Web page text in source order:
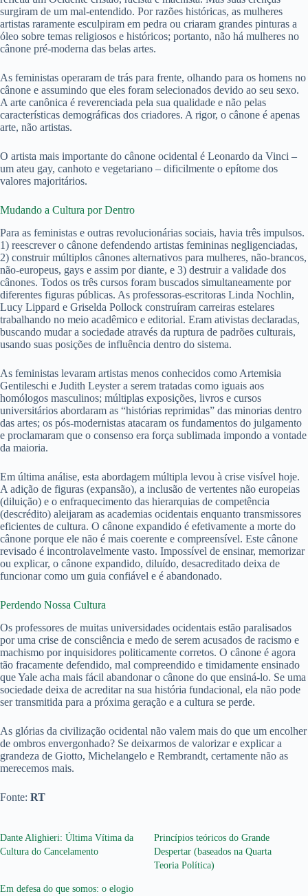
surgiram de um mal-entendido. Por razões históricas, as mulheres
artistas raramente esculpiram em pedra ou criaram grandes pinturas a
óleo sobre temas religiosos e históricos; portanto, não há mulheres no
cânone pré-moderna das belas artes.
As feministas operaram de trás para frente, olhando para os homens no
cânone e assumindo que eles foram selecionados devido ao seu sexo.
A arte canônica é reverenciada pela sua qualidade e não pelas
características demográficas dos criadores. A rigor, o cânone é apenas
arte, não artistas.
O artista mais importante do cânone ocidental é Leonardo da Vinci –
um ateu gay, canhoto e vegetariano – dificilmente o epítome dos
valores majoritários.
Mudando a Cultura por Dentro
Para as feministas e outras revolucionárias sociais, havia três impulsos.
1) reescrever o cânone defendendo artistas femininas negligenciadas,
2) construir múltiplos cânones alternativos para mulheres, não-brancos,
não-europeus, gays e assim por diante, e 3) destruir a validade dos
cânones. Todos os três cursos foram buscados simultaneamente por
diferentes figuras públicas. As professoras-escritoras Linda Nochlin,
Lucy Lippard e Griselda Pollock construíram carreiras estelares
trabalhando no meio acadêmico e editorial. Eram ativistas declaradas,
buscando mudar a sociedade através da ruptura de padrões culturais,
usando suas posições de influência dentro do sistema.
As feministas levaram artistas menos conhecidos como Artemisia
Gentileschi e Judith Leyster a serem tratadas como iguais aos
homólogos masculinos; múltiplas exposições, livros e cursos
universitários abordaram as “histórias reprimidas” das minorias dentro
das artes; os pós-modernistas atacaram os fundamentos do julgamento
e proclamaram que o consenso era força sublimada impondo a vontade
da maioria.
Em última análise, esta abordagem múltipla levou à crise visível hoje.
A adição de figuras (expansão), a inclusão de vertentes não europeias
(diluição) e o enfraquecimento das hierarquias de competência
(descrédito) aleijaram as academias ocidentais enquanto transmissores
eficientes de cultura. O cânone expandido é efetivamente a morte do
cânone porque ele não é mais coerente e compreensível. Este cânone
revisado é incontrolavelmente vasto. Impossível de ensinar, memorizar
ou explicar, o cânone expandido, diluído, desacreditado deixa de
funcionar como um guia confiável e é abandonado.
Perdendo Nossa Cultura
Os professores de muitas universidades ocidentais estão paralisados
por uma crise de consciência e medo de serem acusados de racismo e
machismo por inquisidores politicamente corretos. O cânone é agora
tão fracamente defendido, mal compreendido e timidamente ensinado
que Yale acha mais fácil abandonar o cânone do que ensiná-lo. Se uma
sociedade deixa de acreditar na sua história fundacional, ela não pode
ser transmitida para a próxima geração e a cultura se perde.
As glórias da civilização ocidental não valem mais do que um encolher
de ombros envergonhado? Se deixarmos de valorizar e explicar a
grandeza de Giotto, Michelangelo e Rembrandt, certamente não as
merecemos mais.
Fonte: RT
Dante Alighieri: Última Vítima da
Cultura do Cancelamento
Princípios teóricos do Grande
Despertar (baseados na Quarta
Teoria Política)
Em defesa do que somos: o elogio